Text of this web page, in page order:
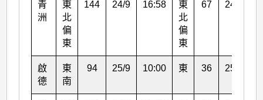
青
洲
東
北
偏
東
144 24/9 16:58
東
北
偏
東
67 24/9
啟
德
東
南
94 25/9 10:00 東 36 25/9